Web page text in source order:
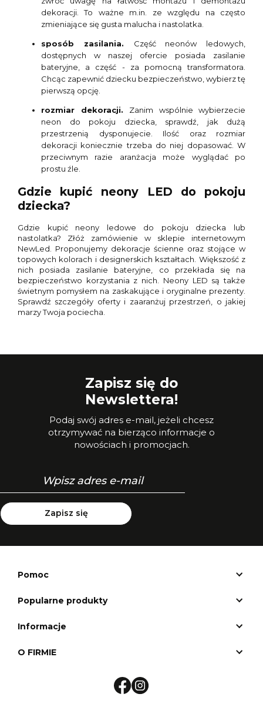
dekoracji. To ważne m.in. ze względu na często
zmieniające się gusta malucha i nastolatka.
sposób zasilania. Część neonów ledowych,
dostępnych w naszej ofercie posiada zasilanie
bateryjne, a część - za pomocną transformatora.
Chcąc zapewnić dziecku bezpieczeństwo, wybierz tę
pierwszą opcję.
rozmiar dekoracji. Zanim wspólnie wybierzecie
neon do pokoju dziecka, sprawdź, jak dużą
przestrzenią dysponujecie. Ilość oraz rozmiar
dekoracji koniecznie trzeba do niej dopasować. W
przeciwnym razie aranżacja może wyglądać po
prostu źle.
Gdzie kupić neony LED do pokoju
dziecka?
Gdzie kupić neony ledowe do pokoju dziecka lub
nastolatka? Złóż zamówienie w sklepie internetowym
NewLed. Proponujemy dekoracje ścienne oraz stojące w
topowych kolorach i designerskich kształtach. Większość z
nich posiada zasilanie bateryjne, co przekłada się na
bezpieczeństwo korzystania z nich. Neony LED są także
świetnym pomysłem na zaskakujące i oryginalne prezenty.
Sprawdź szczegóły oferty i zaaranżuj przestrzeń, o jakiej
marzy Twoja pociecha.
Zapisz się do
Newslettera!
Podaj swój adres e-mail, jeżeli chcesz
otrzymywać na bierząco informacje o
nowościach i promocjach.
Zapisz się
Pomoc
Popularne produkty
Informacje
O FIRMIE